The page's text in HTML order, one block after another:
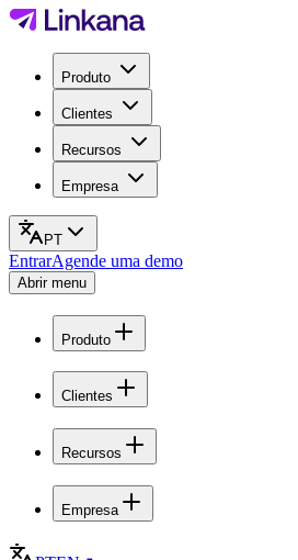
Produto
Clientes
Recursos
Empresa
PT
EntrarAgende uma demo
Abrir menu
Produto
Clientes
Recursos
Empresa